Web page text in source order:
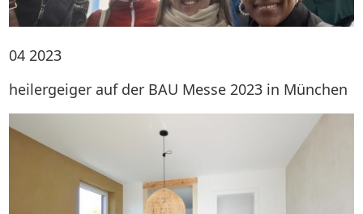
04 2023
heilergeiger auf der BAU Messe 2023 in München